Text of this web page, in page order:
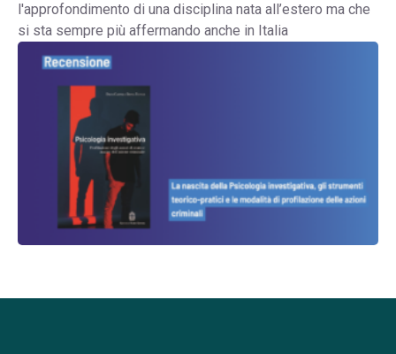
l'approfondimento di una disciplina nata all’estero ma che
si sta sempre più affermando anche in Italia